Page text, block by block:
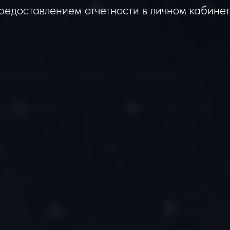
отчетности в личном